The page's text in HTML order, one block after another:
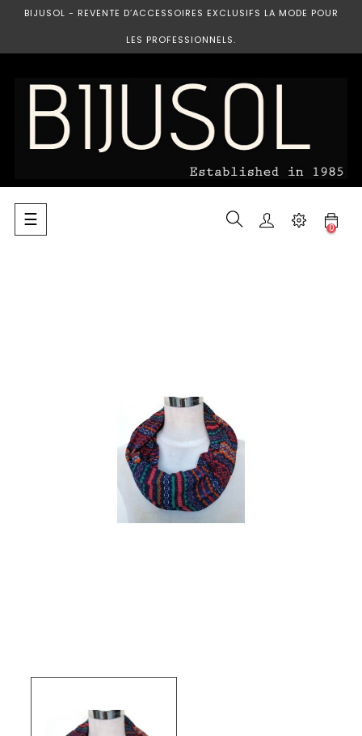
BIJUSOL - REVENTE D’ACCESSOIRES EXCLUSIFS LA MODE POUR
LES PROFESSIONNELS.
Basculer
la
☰ 0